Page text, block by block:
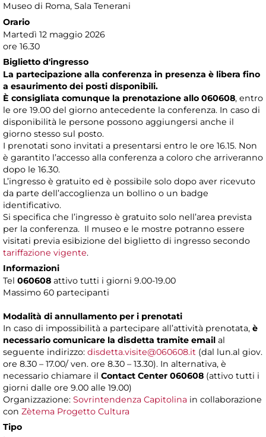
Museo di Roma, Sala Tenerani
Orario
Martedì 12 maggio 2026
ore 16.30
Biglietto d'ingresso
La partecipazione alla conferenza in presenza è libera fino
a esaurimento dei posti disponibili.
È consigliata comunque la prenotazione allo 060608, entro
le ore 19.00 del giorno antecedente la conferenza. In caso di
disponibilità le persone possono aggiungersi anche il
giorno stesso sul posto.
I prenotati sono invitati a presentarsi entro le ore 16.15. Non
è garantito l’accesso alla conferenza a coloro che arriveranno
dopo le 16.30.
L’ingresso è gratuito ed è possibile solo dopo aver ricevuto
da parte dell’accoglienza un bollino o un badge
identificativo.
Si specifica che l’ingresso è gratuito solo nell’area prevista
per la conferenza. Il museo e le mostre potranno essere
visitati previa esibizione del biglietto di ingresso secondo
tariffazione vigente.
Informazioni
Tel 060608 attivo tutti i giorni 9.00-19.00
Massimo 60 partecipanti
Modalità di annullamento per i prenotati
In caso di impossibilità a partecipare all’attività prenotata, è
necessario comunicare la disdetta tramite email al
seguente indirizzo: disdetta.visite@060608.it (dal lun.al giov.
ore 8.30 – 17.00/ ven. ore 8.30 – 13.30). In alternativa, è
necessario chiamare il Contact Center 060608 (attivo tutti i
giorni dalle ore 9.00 alle 19.00)
Organizzazione: Sovrintendenza Capitolina in collaborazione
con Zètema Progetto Cultura
Tipo